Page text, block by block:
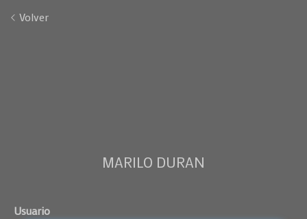
Volver
MARILO DURAN
Usuario